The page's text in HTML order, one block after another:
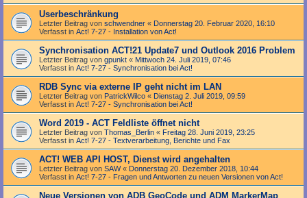
Userbeschränkung
Letzter Beitrag von schwendner « Donnerstag 20. Februar 2020, 16:10
Verfasst in Act! 7-27 - Installation von Act!
Synchronisation ACT!21 Update7 und Outlook 2016 Problem
Letzter Beitrag von gpunkt « Mittwoch 24. Juli 2019, 07:46
Verfasst in Act! 7-27 - Synchronisation bei Act!
RDB Sync via externe IP geht nicht im LAN
Letzter Beitrag von PatrickWilco « Dienstag 2. Juli 2019, 09:59
Verfasst in Act! 7-27 - Synchronisation bei Act!
Word 2019 - ACT Feldliste öffnet nicht
Letzter Beitrag von Thomas_Berlin « Freitag 28. Juni 2019, 23:25
Verfasst in Act! 7-27 - Text­­ver­arbei­tung, Berichte und Fax
ACT! WEB API HOST, Dienst wird angehalten
Letzter Beitrag von SAW« Donnerstag 20. Dezember 2018, 10:44
Verfasst in Act! 7-27 - Fragen und Antworten zu neuen Versionen von Act!
Neue Versionen von ADB GeoCode und ADM MarkerMap